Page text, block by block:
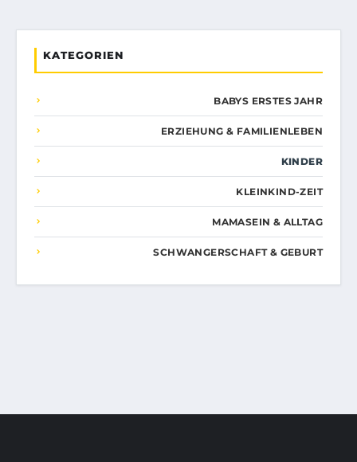
KATEGORIEN
BABYS ERSTES JAHR
ERZIEHUNG & FAMILIENLEBEN
KINDER
KLEINKIND-ZEIT
MAMASEIN & ALLTAG
SCHWANGERSCHAFT & GEBURT